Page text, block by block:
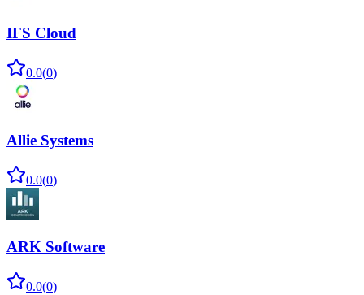
IFS Cloud
0.0(0)
Allie Systems
0.0(0)
ARK Software
0.0(0)